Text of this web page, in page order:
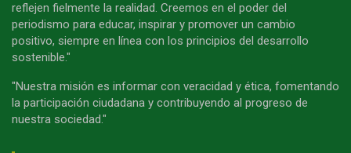
reflejen fielmente la realidad. Creemos en el poder del
periodismo para educar, inspirar y promover un cambio
positivo, siempre en línea con los principios del desarrollo
sostenible."
"Nuestra misión es informar con veracidad y ética, fomentando
la participación ciudadana y contribuyendo al progreso de
nuestra sociedad."